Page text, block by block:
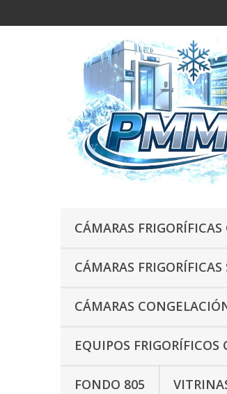
CÁMARAS
CÁMARAS
CÁMARAS
EQUIPOS FRIGORÍFICOS
FONDO 805